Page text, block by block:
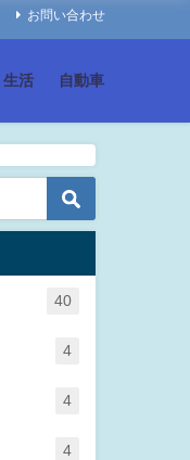
お問い合わせ
生活 自動車
40
4
4
4